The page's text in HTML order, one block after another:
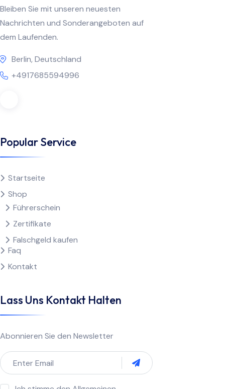
Bleiben Sie mit unseren neuesten
Nachrichten und Sonderangeboten auf
dem Laufenden.
Berlin, Deutschland
+4917685594996
Popular Service
Startseite
Shop
Führerschein
Zertifikate
Falschgeld kaufen
Faq
Kontakt
Lass Uns Kontakt Halten
Abonnieren Sie den Newsletter